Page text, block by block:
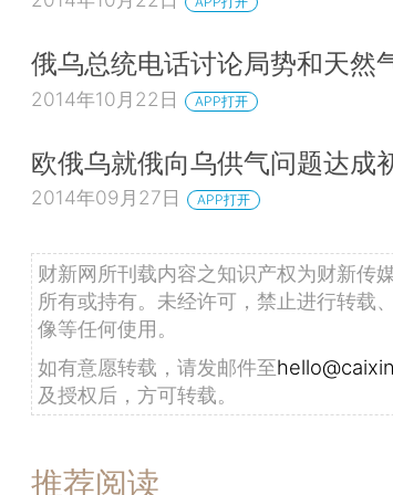
俄乌总统电话讨论局势和天然
2014年10月22日 APP打开
欧俄乌就俄向乌供气问题达成
2014年09月27日 APP打开
财新网所刊载内容之知识产权为财新传
所有或持有。未经许可，禁止进行转载
像等任何使用。
如有意愿转载，请发邮件至
及授权后，方可转载。
推荐阅读